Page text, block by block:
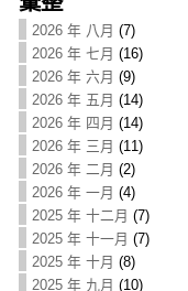
2026 年 八月 (7)
2026 年 七月 (16)
2026 年 六月 (9)
2026 年 五月 (14)
2026 年 四月 (14)
2026 年 三月 (11)
2026 年 二月 (2)
2026 年 一月 (4)
2025 年 十二月 (7)
2025 年 十一月 (7)
2025 年 十月 (8)
2025 年 九月 (10)